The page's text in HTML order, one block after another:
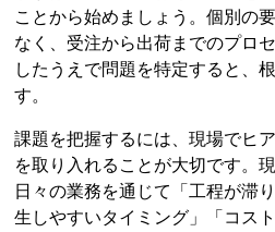
ことから始めましょう。個別の
なく、受注から出荷までのプロ
したうえで問題を特定すると、
す。
課題を把握するには、現場でヒ
を取り入れることが大切です。
日々の業務を通じて「工程が滞
生しやすいタイミング」「コス